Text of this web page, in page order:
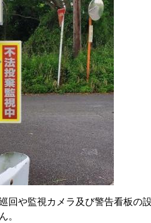
回や監視カメラ及び警告看板の
。